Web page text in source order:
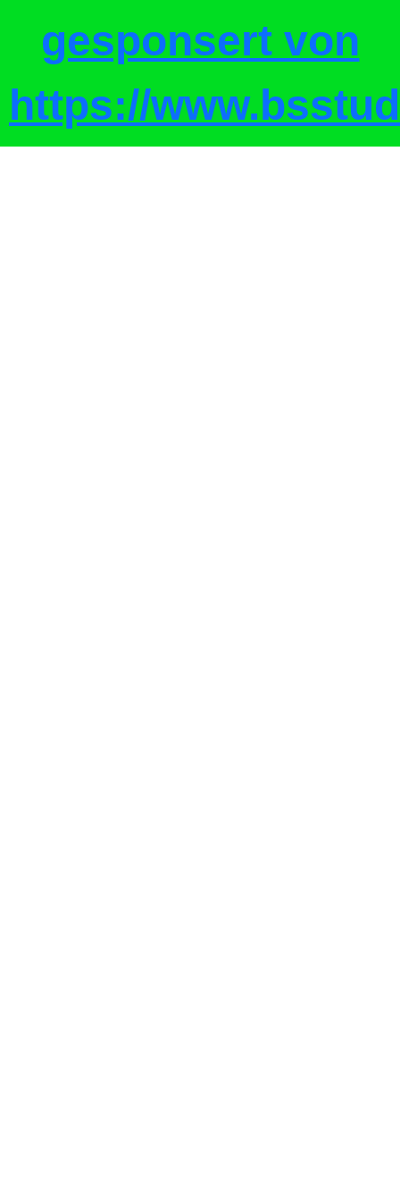
gesponsert von
https://